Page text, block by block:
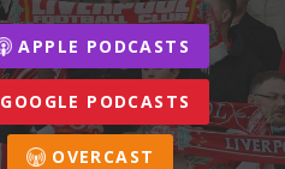
APPLE PODCASTS
GOOGLE PODCASTS
OVERCAST